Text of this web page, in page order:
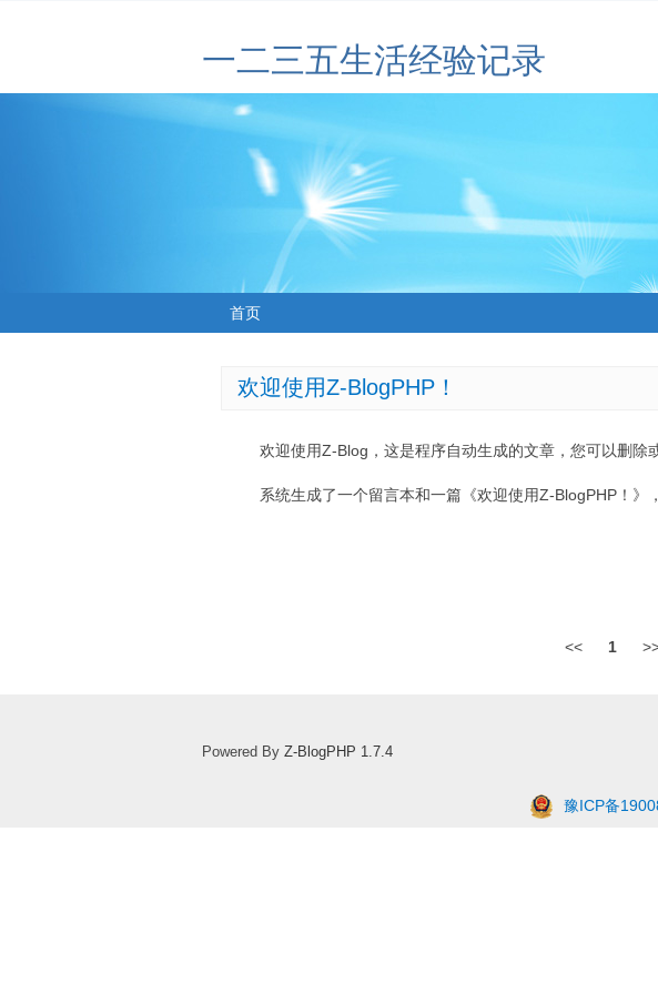
一二三五生活经验记录
首页
欢迎使用Z-BlogPHP！
欢迎使用Z-Blog，这是程序自动生成的文章，您可以删除
系统生成了一个留言本和一篇《欢迎使用Z-BlogPHP！》
<< 1
Powered By Z-BlogPHP 1.7.4
豫ICP备